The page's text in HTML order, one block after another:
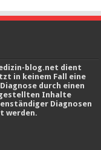
blog.net dient
in keinem Fall eine
durch einen
Inhalte
Diagnosen
werden.